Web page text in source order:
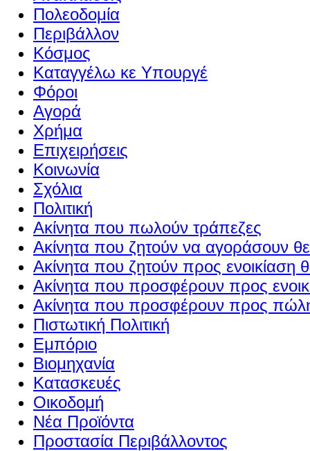
Πολεοδομία
Περιβάλλον
Κόσμος
Καταγγέλω κε Υπουργέ
Φόροι
Αγορά
Χρήμα
Επιχειρήσεις
Κοινωνία
Σχόλια
Πολιτική
Ακίνητα που πωλούν τράπεζες
Ακίνητα που ζητούν να αγοράσουν
Ακίνητα που ζητούν προς ενοικίαση
Ακίνητα που προσφέρουν προς
Ακίνητα που προσφέρουν προς
Πιστωτική Πολιτική
Εμπόριο
Βιομηχανία
Κατασκευές
Οικοδομή
Νέα Προϊόντα
Προστασία Περιβάλλοντος